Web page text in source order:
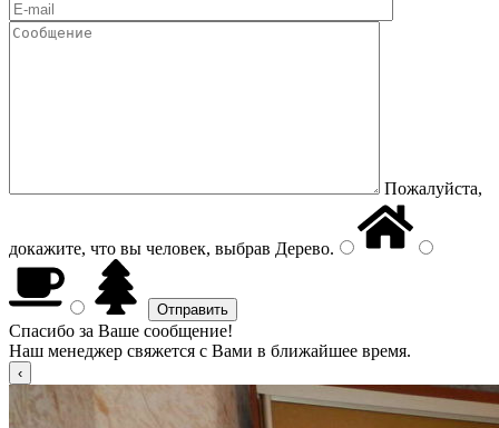
Пожалуйста,
докажите, что вы человек, выбрав Дерево.
Спасибо за Ваше сообщение!
Наш менеджер свяжется с Вами в ближайшее время.